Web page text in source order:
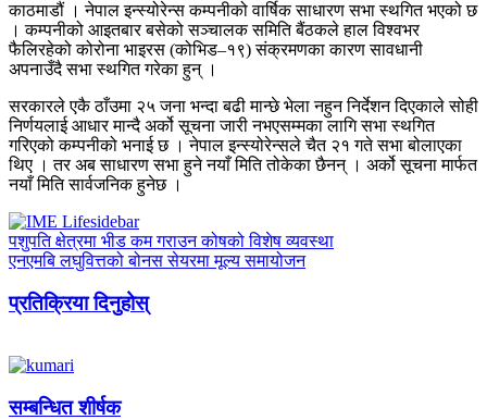
काठमाडौं । नेपाल इन्स्योरेन्स कम्पनीको वार्षिक साधारण सभा स्थगित भएको छ
। कम्पनीको आइतबार बसेको सञ्चालक समिति बैंठकले हाल विश्वभर
फैलिरहेको कोरोना भाइरस (कोभिड–१९) संक्रमणका कारण सावधानी
अपनाउँदै सभा स्थगित गरेका हुन् ।
सरकारले एकै ठाँउमा २५ जना भन्दा बढी मान्छे भेला नहुन निर्देशन दिएकाले सोही
निर्णयलाई आधार मान्दै अर्को सूचना जारी नभएसम्मका लागि सभा स्थगित
गरिएको कम्पनीको भनाई छ । नेपाल इन्स्योरेन्सले चैत २१ गते सभा बोलाएका
थिए । तर अब साधारण सभा हुने नयाँ मिति तोकेका छैनन् । अर्को सूचना मार्फत
नयाँ मिति सार्वजनिक हुनेछ ।
पशुपति क्षेत्रमा भीड कम गराउन कोषको विशेष व्यवस्था
एनएमबि लघुवित्तको बोनस सेयरमा मूल्य समायोजन
प्रतिक्रिया दिनुहोस्
सम्बन्धित शीर्षक